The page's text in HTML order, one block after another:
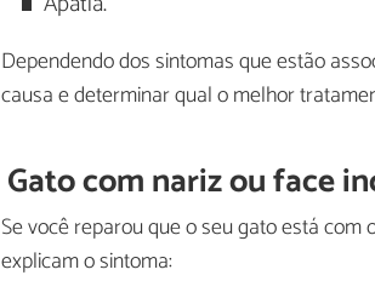
Dependendo dos sintomas que estão
causa e determinar qual o melhor
Gato com nariz ou face
Se você reparou que o seu gato está
explicam o sintoma: